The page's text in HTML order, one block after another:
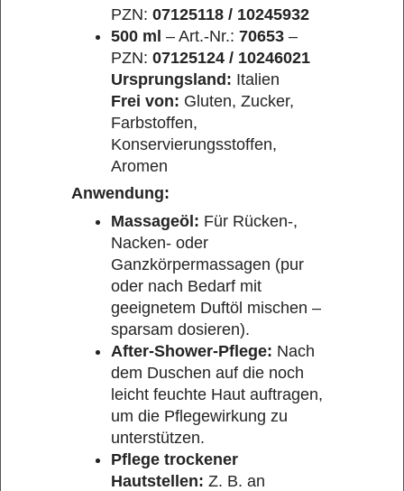
PZN: 07125118 / 10245932
500 ml – Art.-Nr.: 70653 –
PZN: 07125124 / 10246021
Ursprungsland: Italien
Frei von: Gluten, Zucker,
Farbstoffen,
Konservierungsstoffen,
Aromen
Anwendung:
Massageöl: Für Rücken-,
Nacken- oder
Ganzkörpermassagen (pur
oder nach Bedarf mit
geeignetem Duftöl mischen –
sparsam dosieren).
After-Shower-Pflege: Nach
dem Duschen auf die noch
leicht feuchte Haut auftragen,
um die Pflegewirkung zu
unterstützen.
Pflege trockener
Hautstellen: Z. B. an